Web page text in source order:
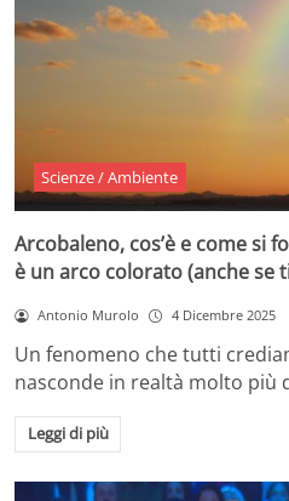
Scienze / Ambiente
Arcobaleno, cos’è e come si
è un arco colorato (anche se
Antonio Murolo 4 Dicembre 2025
Un fenomeno che tutti
nasconde in realtà molto più
Leggi di più